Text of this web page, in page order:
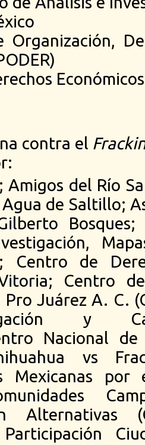
Organización,
contra el
del Río
de Saltillo;
Centro de
Centro
Juárez A. C.
y
Nacional
vs
Mexicanas
Alternativas